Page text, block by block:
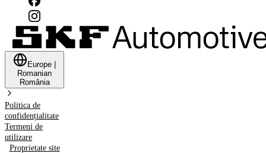
Europe
Romanian
România
Politica de
confidențialitate
Termeni de
utilizare
Proprietate site